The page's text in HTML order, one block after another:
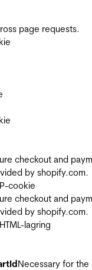
page requests.
checkout and
by shopify.com.
cookie
checkout and
by shopify.com.
lagring
Necessary for the